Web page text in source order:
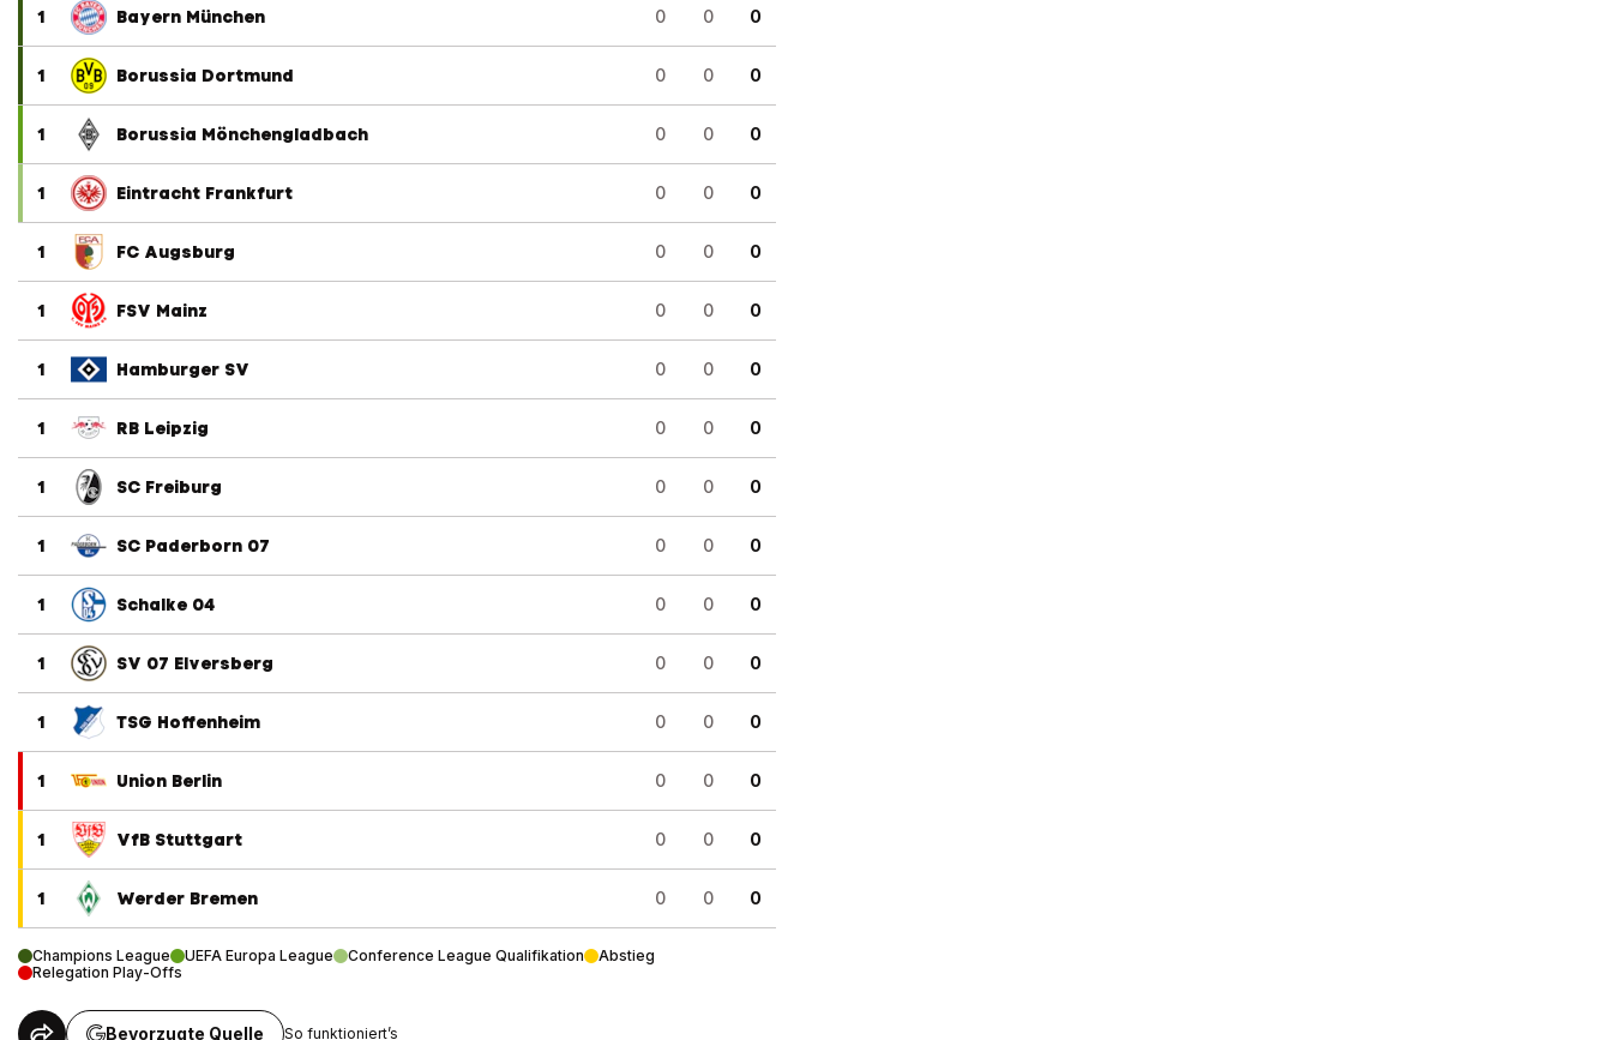
1 Bayern München 0 0 0
1 Borussia Dortmund 0 0 0
1 Borussia Mönchengladbach 0 0 0
1 Eintracht Frankfurt 0 0 0
1 FC Augsburg 0 0 0
1 FSV Mainz 0 0 0
1 Hamburger SV 0 0 0
1 RB Leipzig 0 0 0
1 SC Freiburg 0 0 0
1 SC Paderborn 07 0 0 0
1 Schalke 04 0 0 0
1 SV 07 Elversberg 0 0 0
1 TSG Hoffenheim 0 0 0
1 Union Berlin 0 0 0
1 VfB Stuttgart 0 0 0
1 Werder Bremen 0 0 0
Champions League UEFA Europa League Conference League Qualifikation
Abstieg
Relegation Play-Offs
Bevorzugte Quelle So funktioniert’s